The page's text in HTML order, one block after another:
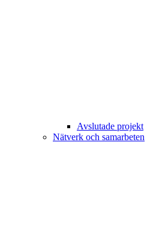
Avslutade projekt
Nätverk och samarbeten